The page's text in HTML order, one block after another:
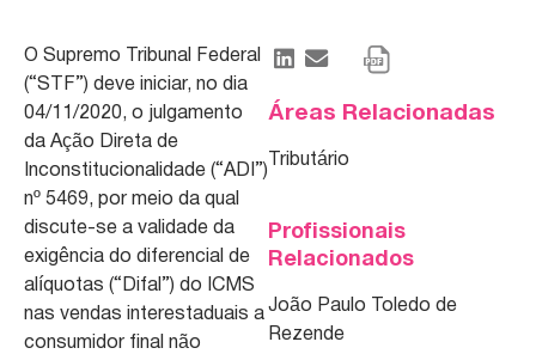
O Supremo Tribunal Federal
(“STF”) deve iniciar, no dia
04/11/2020, o julgamento
da Ação Direta de
Inconstitucionalidade (“ADI”)
nº 5469, por meio da qual
discute-se a validade da
exigência do diferencial de
alíquotas (“Difal”) do ICMS
nas vendas interestaduais a
consumidor final não
Áreas Relacionadas
Tributário
Profissionais
Relacionados
João Paulo Toledo de
Rezende